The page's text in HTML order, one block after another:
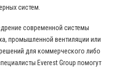
систем.
современной системы
промышленной вентиляции или
для коммерческого либо
Everest Group помогут